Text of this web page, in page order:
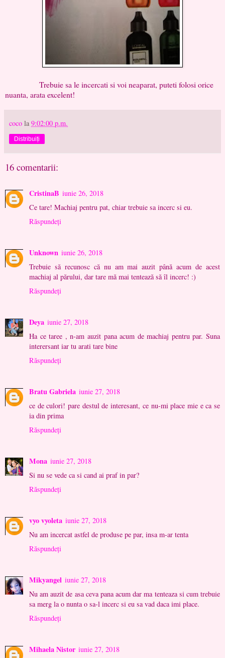
Trebuie sa le incercati si voi neaparat, puteti folosi orice
nuanta, arata excelent!
coco la 9:02:00 p.m.
Distribuiți
16 comentarii:
CristinaB iunie 26, 2018
Ce tare! Machiaj pentru pat, chiar trebuie sa incerc si eu.
Răspundeți
Unknown iunie 26, 2018
Trebuie să recunosc că nu am mai auzit până acum de acest
machiaj al părului, dar tare mă mai tentează să îl incerc! :)
Răspundeți
Deya iunie 27, 2018
Ha ce taree , n-am auzit pana acum de machiaj pentru par. Suna
interersant iar tu arati tare bine
Răspundeți
Bratu Gabriela iunie 27, 2018
ce de culori! pare destul de interesant, ce nu-mi place mie e ca se
ia din prima
Răspundeți
Mona iunie 27, 2018
Si nu se vede ca si cand ai praf in par?
Răspundeți
vyo vyoleta iunie 27, 2018
Nu am incercat astfel de produse pe par, insa m-ar tenta
Răspundeți
Mikyangel iunie 27, 2018
Nu am auzit de asa ceva pana acum dar ma tenteaza si cum trebuie
sa merg la o nunta o sa-l incerc si eu sa vad daca imi place.
Răspundeți
Mihaela Nistor iunie 27, 2018